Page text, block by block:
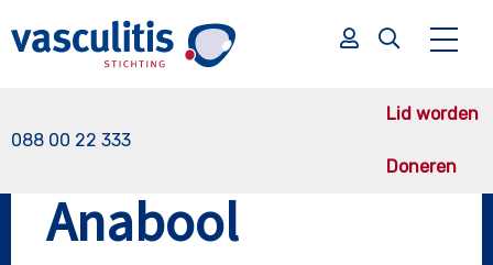
088 00 22 333
Lid worden
Doneren
Zoek
Zoek
Anabool